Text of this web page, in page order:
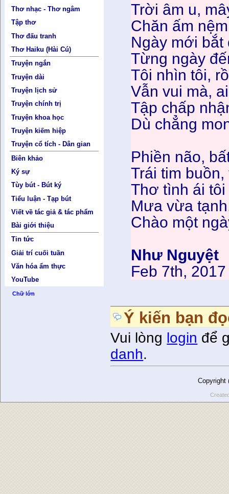
Thơ nhạc - Thơ ngâm
Tập thơ
Thơ đấu tranh
Thơ Haiku (Hài Cú)
Truyện ngắn
Truyện dài
Truyện lịch sử
Truyện chính trị
Truyện khoa học
Truyện kiếm hiệp
Truyện cổ tích - Dân gian
Biên khảo
Ký sự
Tùy bút - Bút ký
Tiểu luận - Tạp bút
Viết về tác giả & tác phẩm
Bài giới thiệu
Tin tức
Giải trí cuối tuần
Văn hóa ẩm thực
YouTube
Chữ lớn
Trời âm u,
Chăn ấm
Ngày mới bắt
Từng ngày
Tôi nhìn tôi,
Vẫn vui mà,
Tập chấp
Dù chẳng
Phiền não,
Trái tim
Thơ tình ái
Mưa vừa
Chào một
Như Nguyệt
Feb 7th, 2017
Ý kiến bạn
Vui lòng login để
danh.
Copyright